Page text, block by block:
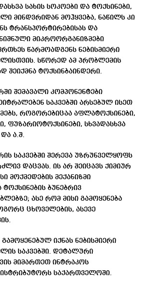
სახის სოკოები და ტოქსინები,
მინდვრიდან მოჰყვება, ნაწილს კი
ტრანსპორტირებისას და
მიკროორგანიზმები
წარმოადგენს ნებისმიერი
სწორედ ამ პრობლემის
შეიქმნა ტოქსინბაინდერი.
შემავალი კომპონენტები
საკვებში არსებულ ისეთ
როგორებიცაა აფლატოქსინები,
ფუზარიოტოქსინები, სხვადასხვა
ა.შ.
საკვებში შერევა უზრუნველყოფს
დაცვას. ის არ შეიცავს ქიმიურ
მოქმედების მექანიზმი
ბუნებრივ
ასე რომ მისი გამოყენება
ცხოველების, ასევე
იქნას ნებისმიერი
საკვებში. დეტალური
მიმართეთ ინტრაკოს
საქართველოში.